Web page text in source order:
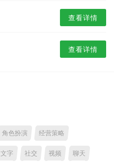
查看详情
查看详情
角色扮演 经营策略
文字 社交 视频 聊天